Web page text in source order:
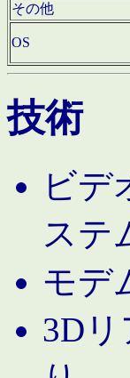
その他
OS
技術
ビデ
ステ
モデ
3D